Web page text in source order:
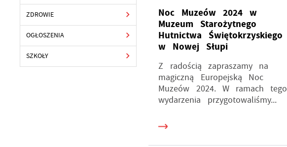
ZDROWIE
OGŁOSZENIA
SZKOŁY
Noc Muzeów 2024 w
Muzeum Starożytnego
Hutnictwa Świętokrzyskiego
w Nowej Słupi
Z radością zapraszamy na
magiczną Europejską Noc
Muzeów 2024. W ramach tego
wydarzenia przygotowaliśmy...